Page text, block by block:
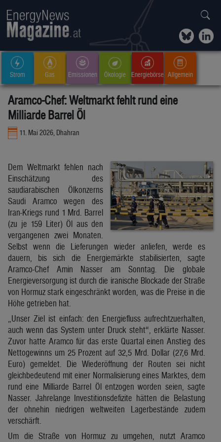
Strom Gas Emissionen Ökologie Energiebörse Allgemein
Aramco-Chef: Weltmarkt fehlt rund eine
Milliarde Barrel Öl
11. Mai 2026, Dhahran
Dem Weltmarkt fehlen nach
Einschätzung des
saudiarabischen Ölkonzerns
Saudi Aramco wegen des
Iran-Kriegs rund 1 Mrd. Barrel
(zu je 159 Liter) Öl aus den
vergangenen zwei Monaten.
Selbst wenn die Lieferungen wieder anliefen, werde es
dauern, bis sich die Energiemärkte stabilisierten, sagte
Aramco-Chef Amin Nasser am Sonntag. Die globale
Energieversorgung ist durch die iranische Blockade der Straße
von Hormuz stark eingeschränkt worden, was die Preise in die
Höhe getrieben hat.
„Unser Ziel ist einfach: den Energiefluss aufrechtzuerhalten,
auch wenn das System unter Druck steht“, erklärte Nasser.
Zuvor hatte Aramco für das erste Quartal einen Anstieg des
Nettogewinns um 25 Prozent auf 32,5 Mrd. Dollar (27,6 Mrd.
Euro) gemeldet. Die Wiederöffnung der Routen sei nicht
gleichbedeutend mit einer Normalisierung eines Marktes, dem
rund eine Milliarde Barrel Öl entzogen worden seien, sagte
Nasser. Jahrelange Investitionsdefizite hätten die Belastung
der ohnehin niedrigen weltweiten Lagerbestände zudem
verschärft.
Um die Straße von Hormuz zu umgehen, nutzt Aramco